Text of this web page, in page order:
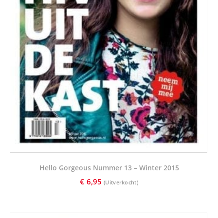
Hello Gorgeous Nummer 13 – Winter 2015
€ 6,95